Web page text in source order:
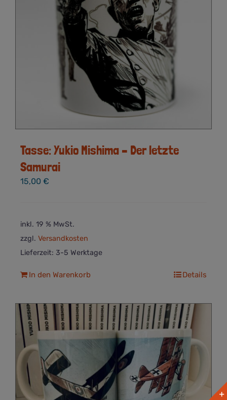
Tasse: Yukio Mishima – Der letzte
Samurai
15,00 €
inkl. 19 % MwSt.
zzgl. Versandkosten
Lieferzeit: 3-5 Werktage
In den Warenkorb Details